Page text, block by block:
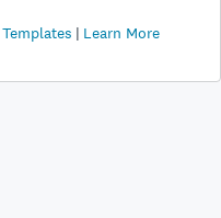
Templates Learn More